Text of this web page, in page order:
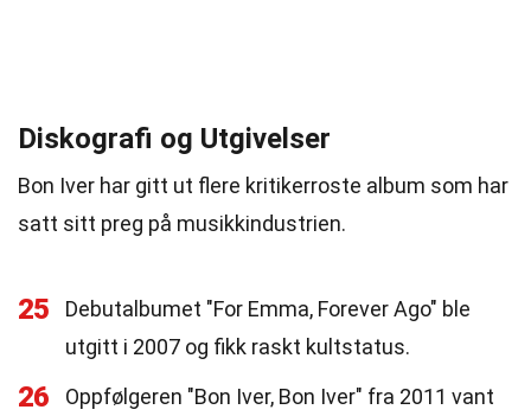
Diskografi og Utgivelser
Bon Iver har gitt ut flere kritikerroste album som har
satt sitt preg på musikkindustrien.
25
Debutalbumet "For Emma, Forever Ago" ble
utgitt i 2007 og fikk raskt kultstatus.
26
Oppfølgeren "Bon Iver, Bon Iver" fra 2011 vant